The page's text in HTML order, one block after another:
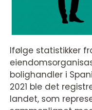
Ifølge statistikker
bolighandler i
2021 ble det
landet, som